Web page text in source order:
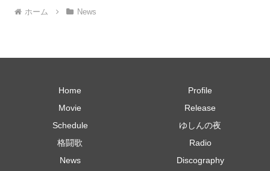
ホーム News
Home
Profile
Movie
Release
Schedule
ゆしんの夜
格闘歌
Radio
News
Discography